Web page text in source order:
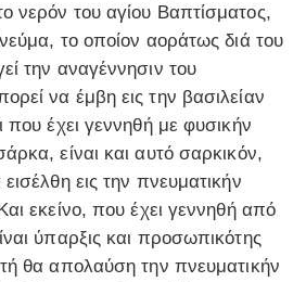
νερόν του αγίου Βαπτίσματος,
το οποίον αοράτως διά του
την αναγέννησιν του
να έμβη εις την βασιλείαν
έχει γεννηθή με φυσικήν
είναι και αυτό σαρκικόν,
εις την πνευματικήν
εκείνο, που έχει γεννηθή από
ύπαρξις και προσωπικότης
θα απολαύση την πνευματικήν